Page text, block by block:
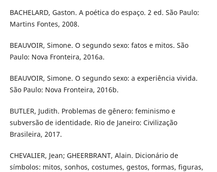
BACHELARD, Gaston. A poética do espaço. 2 ed. São Paulo:
Martins Fontes, 2008.
BEAUVOIR, Simone. O segundo sexo: fatos e mitos. São
Paulo: Nova Fronteira, 2016a.
BEAUVOIR, Simone. O segundo sexo: a experiência vivida.
São Paulo: Nova Fronteira, 2016b.
BUTLER, Judith. Problemas de gênero: feminismo e
subversão de identidade. Rio de Janeiro: Civilização
Brasileira, 2017.
CHEVALIER, Jean; GHEERBRANT, Alain. Dicionário de
símbolos: mitos, sonhos, costumes, gestos, formas, figuras,